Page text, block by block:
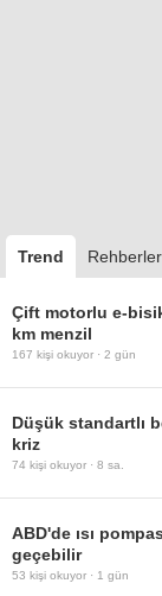
Trend Rehberler
Çift motorlu e-
km menzil
167 kişi okuyor · 2 gün
Düşük standartlı
kriz
74 kişi okuyor · 8 sa.
ABD'de ısı
geçebilir
53 kişi okuyor · 1 gün